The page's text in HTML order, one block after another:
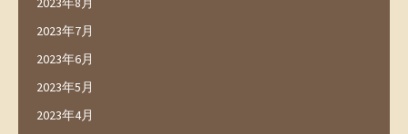
2023年7月
2023年6月
2023年5月
2023年4月